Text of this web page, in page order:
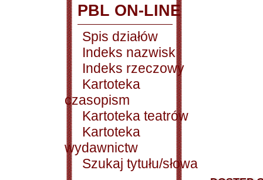
PBL ON-LINE
Spis działów
Indeks nazwisk
Indeks rzeczowy
Kartoteka
czasopism
Kartoteka teatrów
Kartoteka
wydawnictw
Szukaj tytułu/słowa